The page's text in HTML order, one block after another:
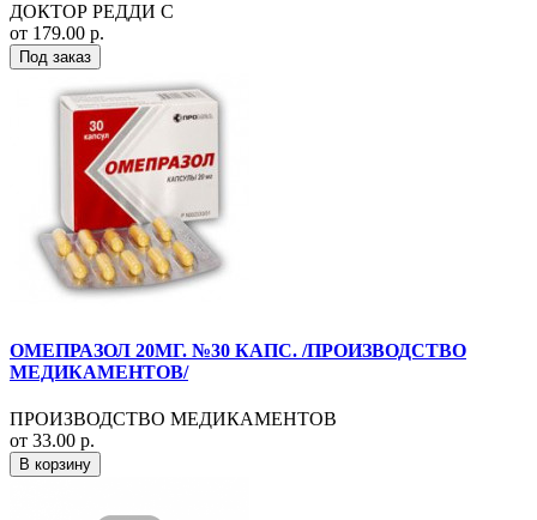
ДОКТОР РЕДДИ С
от 179.00 р.
Под заказ
ОМЕПРАЗОЛ 20МГ. №30 КАПС. /ПРОИЗВОДСТВО
МЕДИКАМЕНТОВ/
ПРОИЗВОДСТВО МЕДИКАМЕНТОВ
от 33.00 р.
В корзину